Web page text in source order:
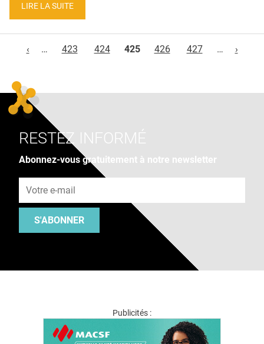
LIRE LA SUITE
‹
… 423 424 425 426 427 … ›
RESTEZ INFORMÉ
Abonnez-vous gratuitement à notre newsletter
S'ABONNER
Publicités :